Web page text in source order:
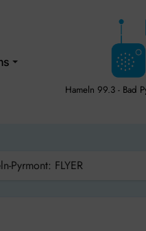
Hameln 99.3 - Bad
Pyrmont: FLYER